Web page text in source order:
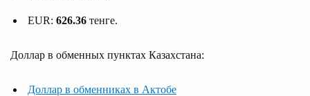
EUR: 626.36 тенге.
Доллар в обменных пунктах Казахстана:
Доллар в обменниках в Актобе